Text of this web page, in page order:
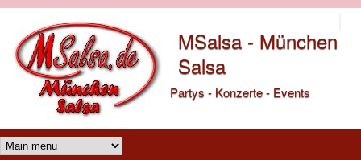
MSalsa - München
Salsa
Partys - Konzerte - Events
Main menu